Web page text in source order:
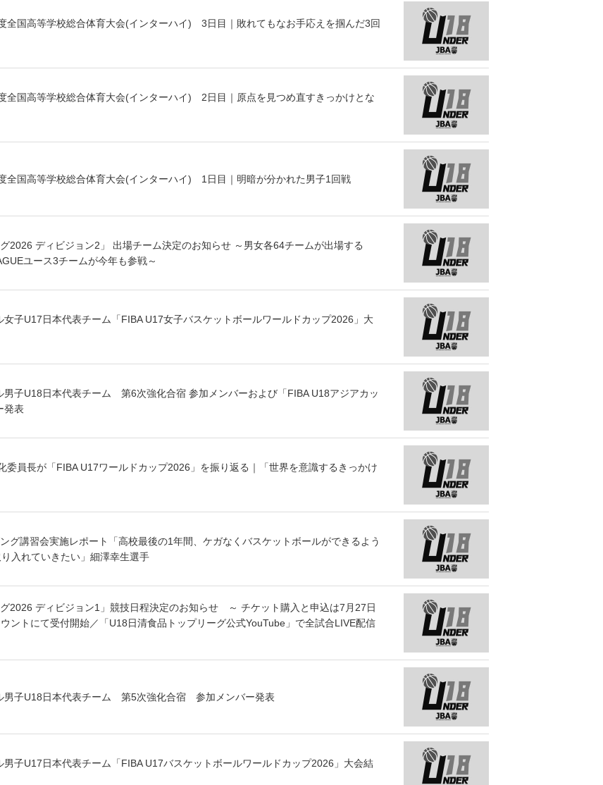
全国高等学校総合体育大会(インターハイ) 3日目｜敗れてもなお手応えを掴んだ3回
全国高等学校総合体育大会(インターハイ) 2日目｜原点を見つめ直すきっかけとな
全国高等学校総合体育大会(インターハイ) 1日目｜明暗が分かれた男子1回戦
2026 ディビジョン2」 出場チーム決定のお知らせ ～男女各64チームが出場する
ユース3チームが今年も参戦～
子U17日本代表チーム「FIBA U17女子バスケットボールワールドカップ2026」大
男子U18日本代表チーム 第6次強化合宿 参加メンバーおよび「FIBA U18アジアカッ
発表
委員長が「FIBA U17ワールドカップ2026」を振り返る｜「世界を意識するきっかけ
グ講習会実施レポート「高校最後の1年間、ケガなくバスケットボールができるよう
入れていきたい」細澤幸生選手
グ2026 ディビジョン1」競技日程決定のお知らせ ～ チケット購入と申込は7月27日
ントにて受付開始／「U18日清食品トップリーグ公式YouTube」で全試合LIVE配信
男子U18日本代表チーム 第5次強化合宿 参加メンバー発表
子U17日本代表チーム「FIBA U17バスケットボールワールドカップ2026」大会結